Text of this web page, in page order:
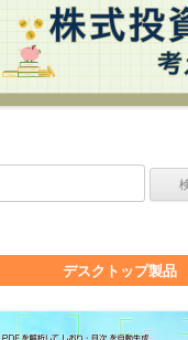
デスクトップ製品